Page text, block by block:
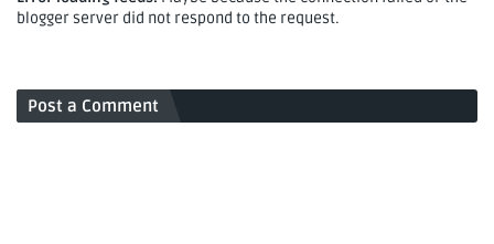
blogger server did not respond to the request.
Post a Comment